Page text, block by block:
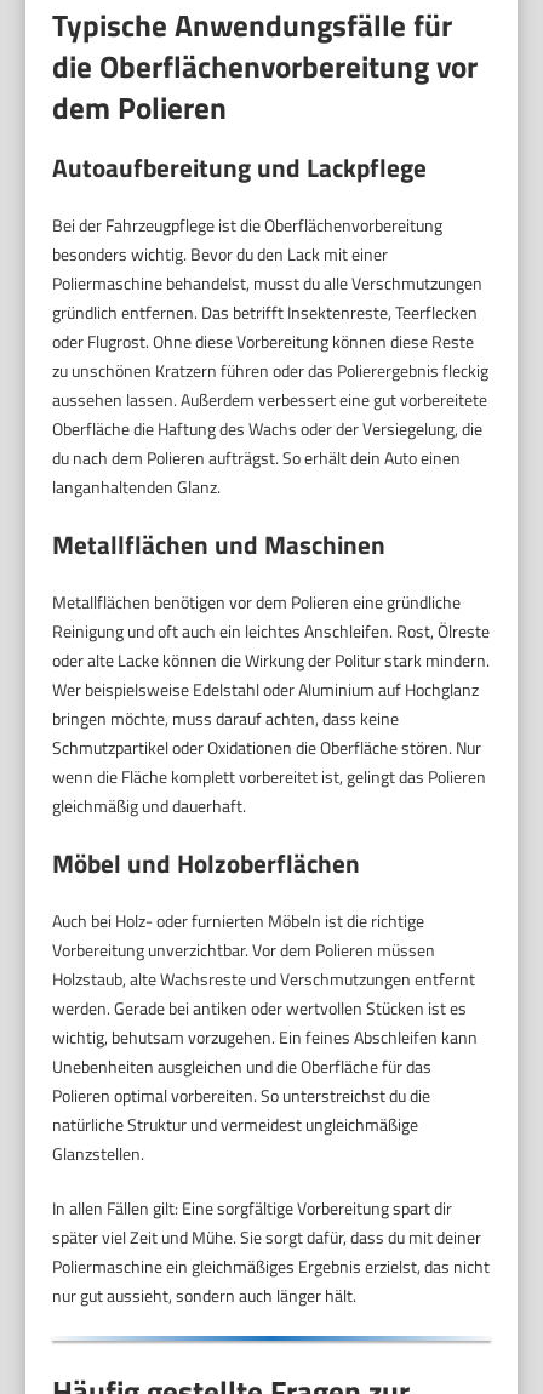
Typische Anwendungsfälle für
die Oberflächenvorbereitung vor
dem Polieren
Autoaufbereitung und Lackpflege
Bei der Fahrzeugpflege ist die Oberflächenvorbereitung
besonders wichtig. Bevor du den Lack mit einer
Poliermaschine behandelst, musst du alle Verschmutzungen
gründlich entfernen. Das betrifft Insektenreste, Teerflecken
oder Flugrost. Ohne diese Vorbereitung können diese Reste
zu unschönen Kratzern führen oder das Polierergebnis fleckig
aussehen lassen. Außerdem verbessert eine gut vorbereitete
Oberfläche die Haftung des Wachs oder der Versiegelung, die
du nach dem Polieren aufträgst. So erhält dein Auto einen
langanhaltenden Glanz.
Metallflächen und Maschinen
Metallflächen benötigen vor dem Polieren eine gründliche
Reinigung und oft auch ein leichtes Anschleifen. Rost, Ölreste
oder alte Lacke können die Wirkung der Politur stark mindern.
Wer beispielsweise Edelstahl oder Aluminium auf Hochglanz
bringen möchte, muss darauf achten, dass keine
Schmutzpartikel oder Oxidationen die Oberfläche stören. Nur
wenn die Fläche komplett vorbereitet ist, gelingt das Polieren
gleichmäßig und dauerhaft.
Möbel und Holzoberflächen
Auch bei Holz- oder furnierten Möbeln ist die richtige
Vorbereitung unverzichtbar. Vor dem Polieren müssen
Holzstaub, alte Wachsreste und Verschmutzungen entfernt
werden. Gerade bei antiken oder wertvollen Stücken ist es
wichtig, behutsam vorzugehen. Ein feines Abschleifen kann
Unebenheiten ausgleichen und die Oberfläche für das
Polieren optimal vorbereiten. So unterstreichst du die
natürliche Struktur und vermeidest ungleichmäßige
Glanzstellen.
In allen Fällen gilt: Eine sorgfältige Vorbereitung spart dir
später viel Zeit und Mühe. Sie sorgt dafür, dass du mit deiner
Poliermaschine ein gleichmäßiges Ergebnis erzielst, das nicht
nur gut aussieht, sondern auch länger hält.